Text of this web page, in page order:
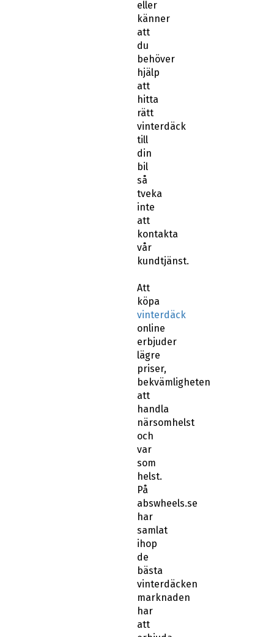
känner
att
du
behöver
hjälp
att
hitta
rätt
vinterdäck
till
din
bil
så
tveka
inte
att
kontakta
vår
kundtjänst.
köpa
vinterdäck
online
erbjuder
lägre
priser,
bekvämligheten
att
handla
närsomhelst
och
var
som
helst.
På
abswheels.se
har
samlat
ihop
de
bästa
vinterdäcken
marknaden
har
att
erbjuda.